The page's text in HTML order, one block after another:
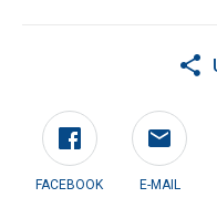
FACEBOOK E-MAIL